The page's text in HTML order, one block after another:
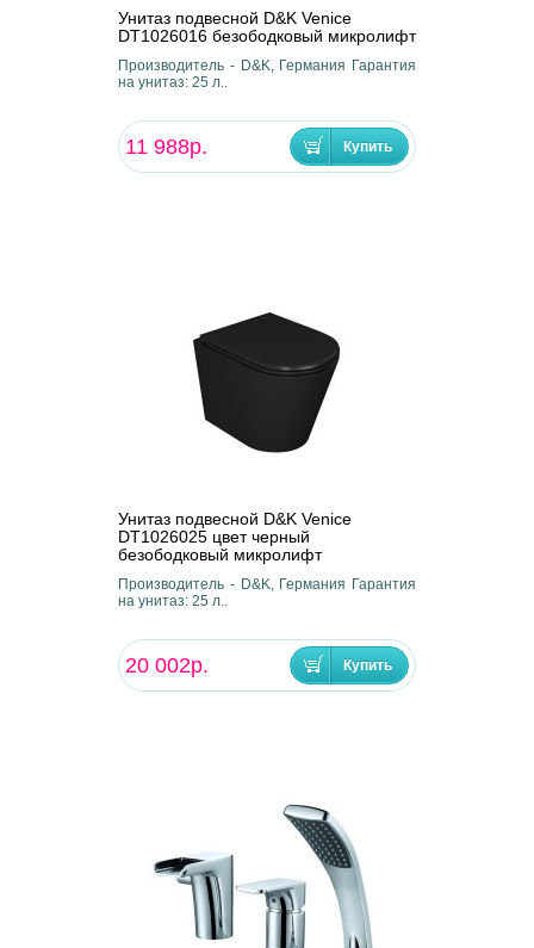
Унитаз подвесной D&K Venice
DT1026016 безободковый микролифт
Производитель - D&K, Германия Гарантия
на унитаз: 25 л..
11 988р.
Унитаз подвесной D&K Venice
DT1026025 цвет черный
безободковый микролифт
Производитель - D&K, Германия Гарантия
на унитаз: 25 л..
20 002р.